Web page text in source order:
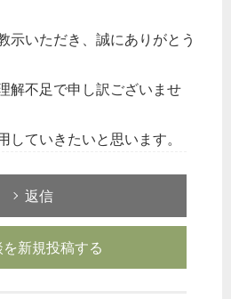
示いただき、誠にありがとう
解不足で申し訳ございませ
していきたいと思います。
返信
新規投稿する